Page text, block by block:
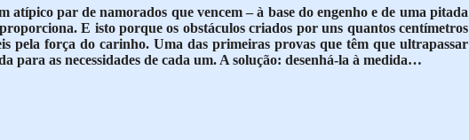
par de namorados que vencem – à base do engenho e de uma pitada
E isto porque os obstáculos criados por uns quantos centímetros
pela força do carinho. Uma das primeiras provas que têm que ultrapassar
para as necessidades de cada um. A solução: desenhá-la à medida…